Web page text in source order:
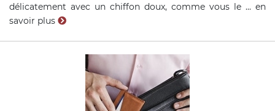
délicatement avec un chiffon doux, comme vous le ... en
savoir plus